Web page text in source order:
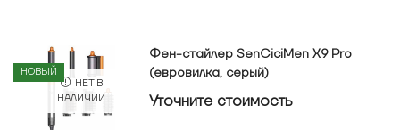
НОВЫЙ
НЕТ В
НАЛИЧИИ
Фен-стайлер SenCiciMen X9 Pro
(евровилка, серый)
Уточнитe стоимость